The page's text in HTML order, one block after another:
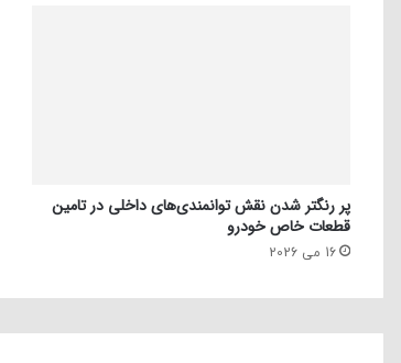
پر رنگتر شدن نقش توانمندی‌های داخلی در تامین
قطعات خاص خودرو
16 می 2026